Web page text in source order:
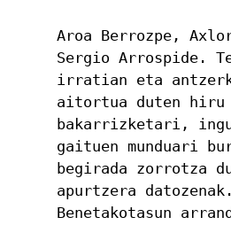
Aroa Berrozpe,
Sergio Arrospide.
irratian eta
aitortua duten hiru
bakarrizketari,
gaituen munduari
begirada zorrotza
apurtzera datozenak.
Benetakotasun